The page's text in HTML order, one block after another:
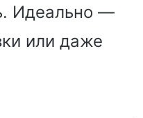
Идеально —
или даже